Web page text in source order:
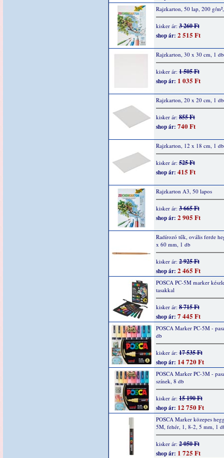
Rajzkarton, 50 lap, 200 g/
kisker ár: 3 260 Ft
shop ár: 2 515 Ft
Rajzkarton, 30 x 30 cm, 1 db
kisker ár: 1 505 Ft
shop ár: 1 035 Ft
Rajzkarton, 20 x 20 cm, 1 db
kisker ár: 855 Ft
shop ár: 740 Ft
Rajzkarton, 12 x 18 cm, 1 db
kisker ár: 525 Ft
shop ár: 415 Ft
Rajzkarton A3, 50 lapos
kisker ár: 3 665 Ft
shop ár: 2 905 Ft
Radírozó tűk, ovális ferde
x 60 mm, 1 db
kisker ár: 2 925 Ft
shop ár: 2 465 Ft
POSCA PC-5M marker
tasakkal
kisker ár: 8 715 Ft
shop ár: 7 445 Ft
POSCA Marker PC-5M -
db
kisker ár: 17 535 Ft
shop ár: 14 720 Ft
POSCA Marker PC-3M -
színek, 8 db
kisker ár: 15 190 Ft
shop ár: 12 750 Ft
POSCA Marker közepes
5M, fehér, 1, 8-2, 5 mm, 1
kisker ár: 2 050 Ft
shop ár: 1 725 Ft